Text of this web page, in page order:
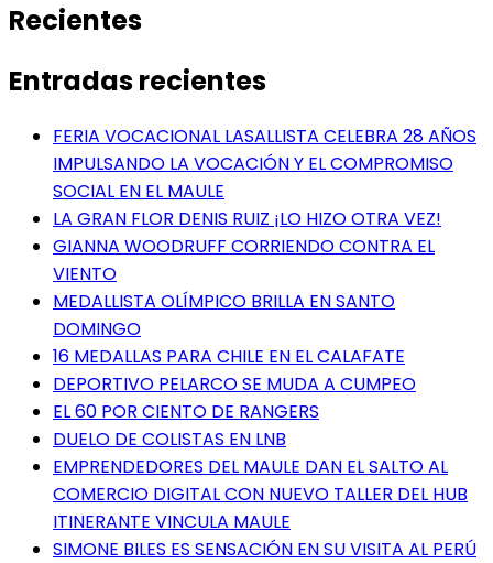
Recientes
Entradas recientes
FERIA VOCACIONAL LASALLISTA CELEBRA 28 AÑOS
IMPULSANDO LA VOCACIÓN Y EL COMPROMISO
SOCIAL EN EL MAULE
LA GRAN FLOR DENIS RUIZ ¡LO HIZO OTRA VEZ!
GIANNA WOODRUFF CORRIENDO CONTRA EL
VIENTO
MEDALLISTA OLÍMPICO BRILLA EN SANTO
DOMINGO
16 MEDALLAS PARA CHILE EN EL CALAFATE
DEPORTIVO PELARCO SE MUDA A CUMPEO
EL 60 POR CIENTO DE RANGERS
DUELO DE COLISTAS EN LNB
EMPRENDEDORES DEL MAULE DAN EL SALTO AL
COMERCIO DIGITAL CON NUEVO TALLER DEL HUB
ITINERANTE VINCULA MAULE
SIMONE BILES ES SENSACIÓN EN SU VISITA AL PERÚ